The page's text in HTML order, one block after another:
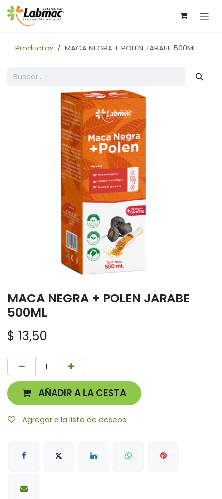
Ir al contenido
Productos MACA NEGRA + POLEN JARABE 500ML
MACA NEGRA + POLEN JARABE
500ML
$ 13,50
AÑADIR A LA CESTA
Agregar a la lista de deseos